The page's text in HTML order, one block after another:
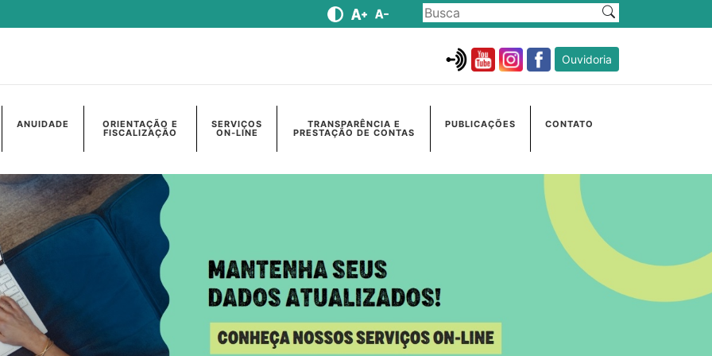
Ouvidoria
ANUIDADE ORIENTAÇÃO E
FISCALIZAÇÃO
SERVIÇOS
ON-LINE
TRANSPARÊNCIA E
PRESTAÇÃO DE CONTAS
PUBLICAÇÕES CONTATO